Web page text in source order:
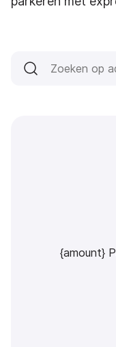
{amount}